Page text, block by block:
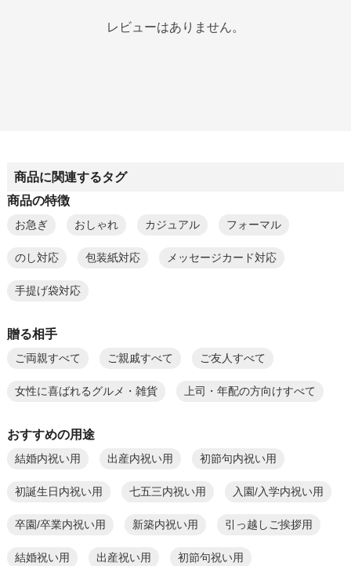
レビューはありません。
商品に関連するタグ
商品の特徴
お急ぎ おしゃれ カジュアル フォーマル
のし対応 包装紙対応 メッセージカード対応
手提げ袋対応
贈る相手
ご両親すべて ご親戚すべて ご友人すべて
女性に喜ばれるグルメ・雑貨 上司・年配の方向けすべて
おすすめの用途
結婚内祝い用 出産内祝い用 初節句内祝い用
初誕生日内祝い用 七五三内祝い用 入園/入学内祝い用
卒園/卒業内祝い用 新築内祝い用 引っ越しご挨拶用
結婚祝い用 出産祝い用 初節句祝い用